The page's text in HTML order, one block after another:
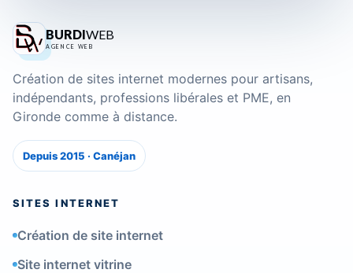
BURDIWEB
AGENCE WEB
Création de sites internet modernes pour artisans,
indépendants, professions libérales et PME, en
Gironde comme à distance.
Depuis 2015 · Canéjan
SITES INTERNET
Création de site internet
Site internet vitrine